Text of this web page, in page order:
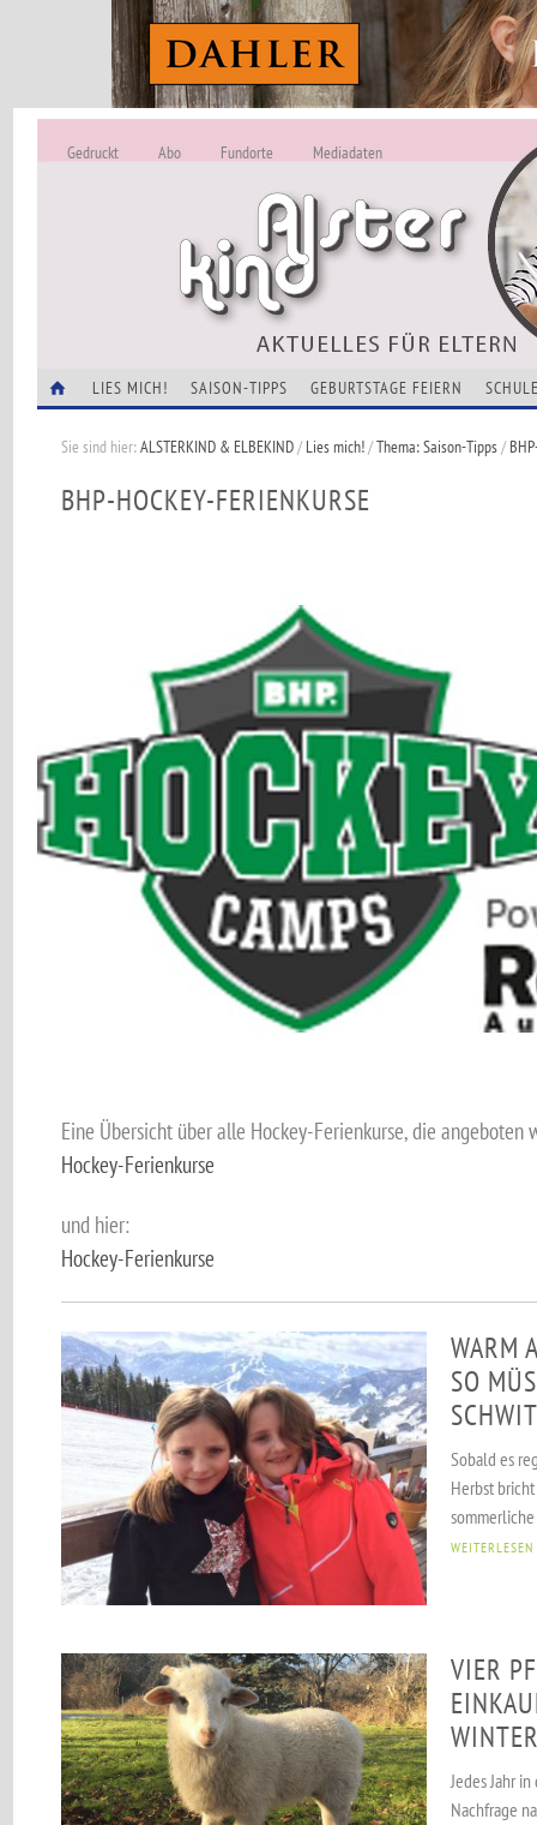
ALSTERKIND -
Alles Neu
Gedruckt Abo Fundorte Mediadaten
LIES MICH! SAISON-TIPPS GEBURTSTAGE FEIERN
Sie sind hier:ALSTERKIND & ELBEKIND/Lies mich!/Thema: Saison-Tipps/
BHP-HOCKEY-FERIENKURSE
Eine Übersicht über alle Hockey-Ferienkurse, die angeboten
Hockey-Ferienkurse
und hier:
Hockey-Ferienkurse
WARM
SO
Sobald es
Herbst
WEITERLESEN
VIER
Jedes Jahr
Nachfrage